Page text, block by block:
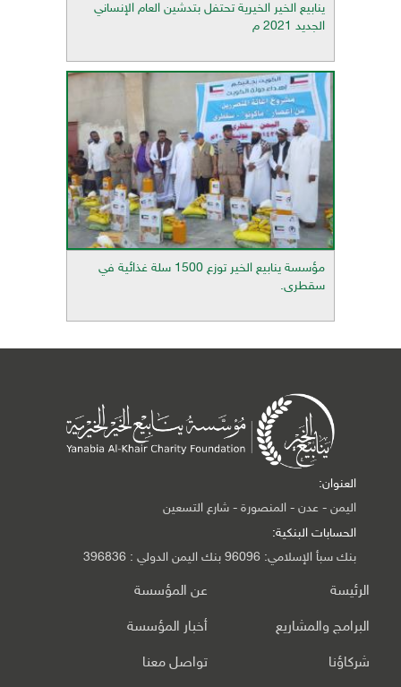
ينابيع الخير الخيرية تحتفل بتدشين العام الإنساني
الجديد 2021 م
مؤسسة ينابيع الخير توزع 1500 سلة غذائية في
سقطرى.
العنوان:
اليمن - عدن - المنصورة - شارع التسعين
الحسابات البنكية:
بنك سبأ الإسلامي: 96096 بنك اليمن الدولي : 396836
الرئيسة عن المؤسسة
البرامج والمشاريع أخبار المؤسسة
شركاؤنا تواصل معنا